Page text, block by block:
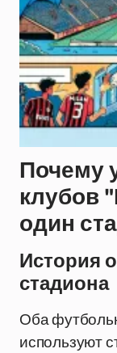
Почему
клубов
один
История
стадиона
Оба
используют